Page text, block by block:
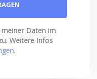
Daten im
Weitere Infos
.